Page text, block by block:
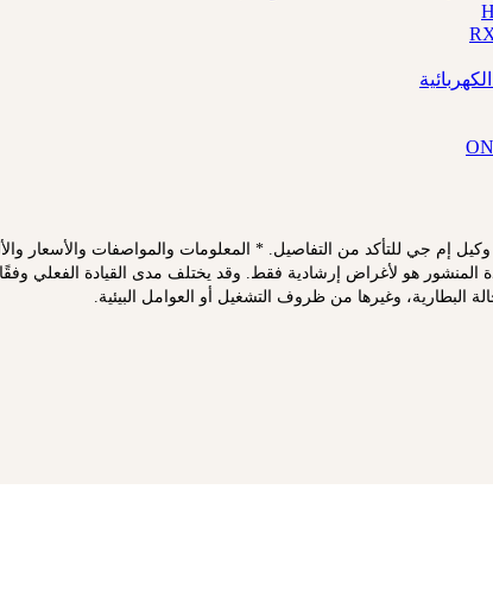
إم جي للتأكد من التفاصيل. * المعلومات والمواصفات والأسعار
هو لأغراض إرشادية فقط. وقد يختلف مدى القيادة الفعلي
البطارية، وغيرها من ظروف التشغيل أو العوامل البيئية.